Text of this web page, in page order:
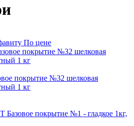
По цене
покрытие №32 шелковая
1 кг